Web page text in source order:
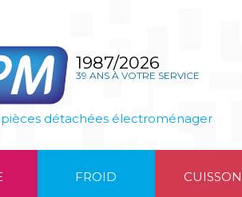
1987/2026
39 ANS À VOTRE SERVICE
détachées électroménager
FROID CUISSON